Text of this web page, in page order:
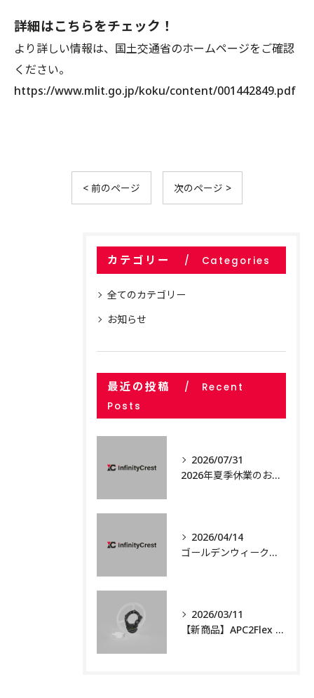
詳細はこちらをチェック！
より詳しい情報は、国土交通省のホームページをご確認
ください。
https://www.mlit.go.jp/koku/content/001442849.pdf
< 前のページ 次のページ >
カテゴリー Categories
全てのカテゴリー
お知らせ
最近の投稿
Recent
Posts
2026/07/31
2026年夏季休業のお知らせ
2026/04/14
ゴールデンウィーク休業のお知らせ
2026/03/11
【新商品】APC2Flex 自動操舵システム 販売開始